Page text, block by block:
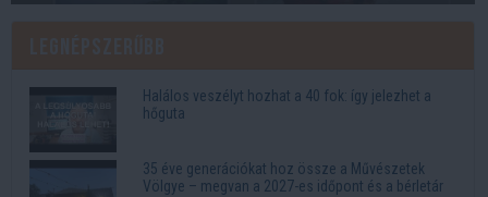
Halálos veszélyt hozhat a 40 fok: így jelezhet a
hőguta
35 éve generációkat hoz össze a Művészetek
Völgye – megvan a 2027-es időpont és a bérletár